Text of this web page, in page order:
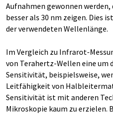
Aufnahmen gewonnen
besser als 30 nm zeigen. Dies
der verwendeten Wellenlänge.
Im Vergleich zu Infrarot-
von Terahertz-Wellen eine um
Sensitivität, beispielsweise,
Leitfähigkeit von
Sensitivität ist mit anderen
Mikroskopie kaum zu erzielen.